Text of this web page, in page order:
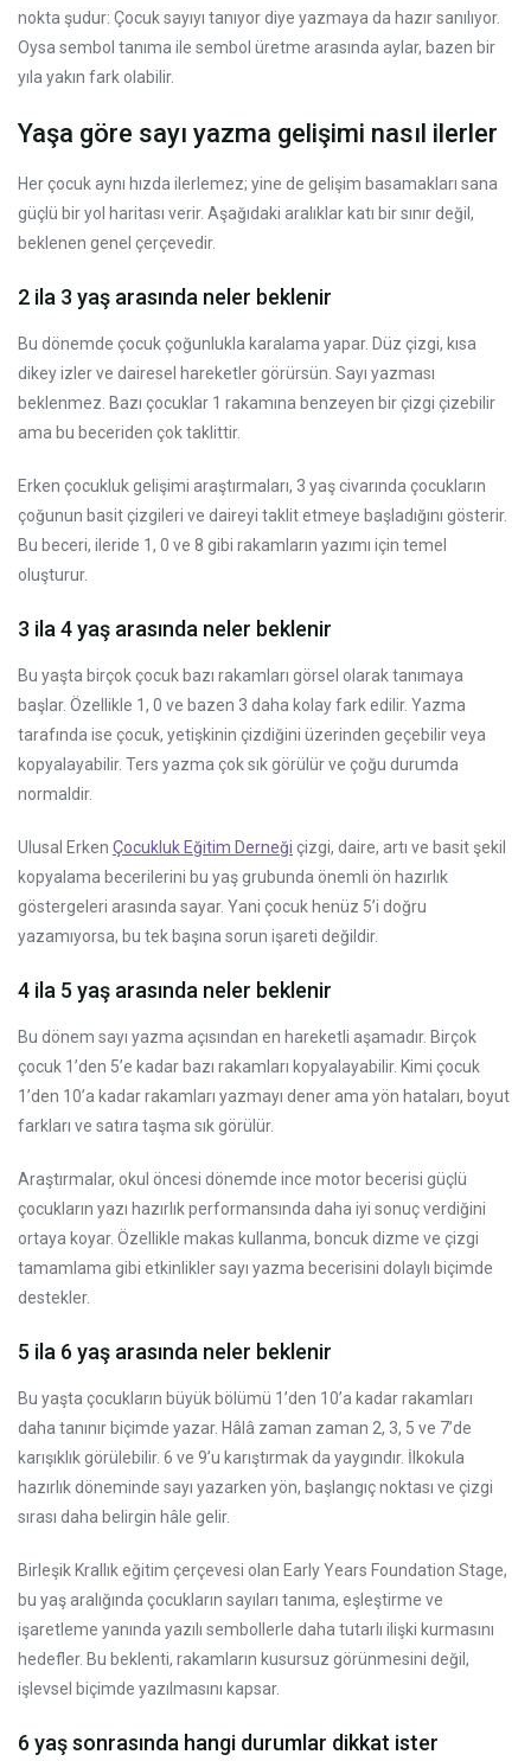
nokta şudur: Çocuk sayıyı tanıyor diye yazmaya da hazır sanılıyor.
Oysa sembol tanıma ile sembol üretme arasında aylar, bazen bir
yıla yakın fark olabilir.
Yaşa göre sayı yazma gelişimi nasıl ilerler
Her çocuk aynı hızda ilerlemez; yine de gelişim basamakları sana
güçlü bir yol haritası verir. Aşağıdaki aralıklar katı bir sınır değil,
beklenen genel çerçevedir.
2 ila 3 yaş arasında neler beklenir
Bu dönemde çocuk çoğunlukla karalama yapar. Düz çizgi, kısa
dikey izler ve dairesel hareketler görürsün. Sayı yazması
beklenmez. Bazı çocuklar 1 rakamına benzeyen bir çizgi çizebilir
ama bu beceriden çok taklittir.
Erken çocukluk gelişimi araştırmaları, 3 yaş civarında çocukların
çoğunun basit çizgileri ve daireyi taklit etmeye başladığını gösterir.
Bu beceri, ileride 1, 0 ve 8 gibi rakamların yazımı için temel
oluşturur.
3 ila 4 yaş arasında neler beklenir
Bu yaşta birçok çocuk bazı rakamları görsel olarak tanımaya
başlar. Özellikle 1, 0 ve bazen 3 daha kolay fark edilir. Yazma
tarafında ise çocuk, yetişkinin çizdiğini üzerinden geçebilir veya
kopyalayabilir. Ters yazma çok sık görülür ve çoğu durumda
normaldir.
Ulusal Erken Çocukluk Eğitim Derneği çizgi, daire, artı ve basit şekil
kopyalama becerilerini bu yaş grubunda önemli ön hazırlık
göstergeleri arasında sayar. Yani çocuk henüz 5’i doğru
yazamıyorsa, bu tek başına sorun işareti değildir.
4 ila 5 yaş arasında neler beklenir
Bu dönem sayı yazma açısından en hareketli aşamadır. Birçok
çocuk 1’den 5’e kadar bazı rakamları kopyalayabilir. Kimi çocuk
1’den 10’a kadar rakamları yazmayı dener ama yön hataları, boyut
farkları ve satıra taşma sık görülür.
Araştırmalar, okul öncesi dönemde ince motor becerisi güçlü
çocukların yazı hazırlık performansında daha iyi sonuç verdiğini
ortaya koyar. Özellikle makas kullanma, boncuk dizme ve çizgi
tamamlama gibi etkinlikler sayı yazma becerisini dolaylı biçimde
destekler.
5 ila 6 yaş arasında neler beklenir
Bu yaşta çocukların büyük bölümü 1’den 10’a kadar rakamları
daha tanınır biçimde yazar. Hâlâ zaman zaman 2, 3, 5 ve 7’de
karışıklık görülebilir. 6 ve 9’u karıştırmak da yaygındır. İlkokula
hazırlık döneminde sayı yazarken yön, başlangıç noktası ve çizgi
sırası daha belirgin hâle gelir.
Birleşik Krallık eğitim çerçevesi olan Early Years Foundation Stage,
bu yaş aralığında çocukların sayıları tanıma, eşleştirme ve
işaretleme yanında yazılı sembollerle daha tutarlı ilişki kurmasını
hedefler. Bu beklenti, rakamların kusursuz görünmesini değil,
işlevsel biçimde yazılmasını kapsar.
6 yaş sonrasında hangi durumlar dikkat ister